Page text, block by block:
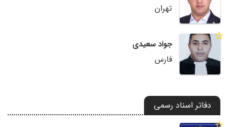
تهران
جواد سعیدی
فارس
دفاتر اسناد رسمی